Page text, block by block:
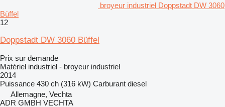
broyeur industriel Doppstadt DW 3060
Büffel
12
Doppstadt DW 3060 Büffel
Prix sur demande
Matériel industriel - broyeur industriel
2014
Puissance 430 ch (316 kW) Carburant diesel
Allemagne, Vechta
ADR GMBH VECHTA